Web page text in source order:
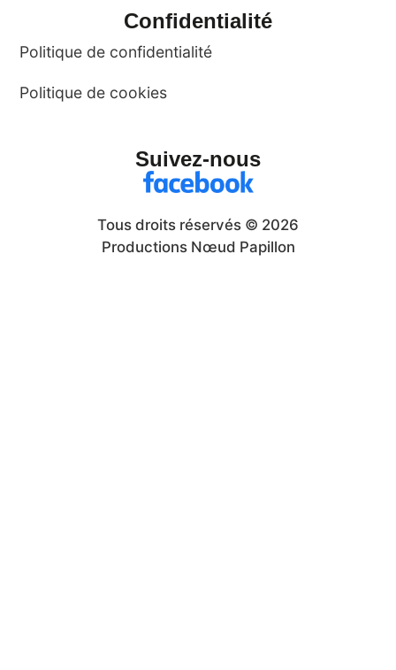
Confidentialité
Politique de confidentialité
Politique de cookies
Suivez-nous
Tous droits réservés © 2026
Productions Nœud Papillon